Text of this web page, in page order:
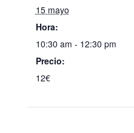
15 mayo
Hora:
10:30 am - 12:30 pm
Precio:
12€